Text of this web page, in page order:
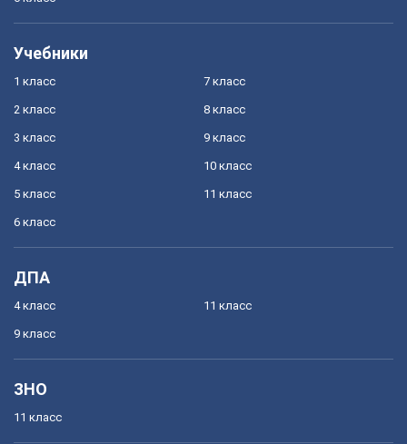
Учебники
1 класс
2 класс
3 класс
4 класс
5 класс
6 класс
7 класс
8 класс
9 класс
10 класс
11 класс
ДПА
4 класс
9 класс
11 класс
ЗНО
11 класс